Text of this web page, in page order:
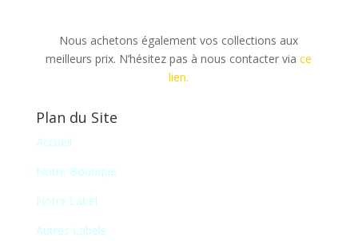
Nous achetons également vos collections aux
meilleurs prix. N’hésitez pas à nous contacter viace
lien.
Plan du Site
Accueil
Notre Boutique
Notre Label
Autres Labels